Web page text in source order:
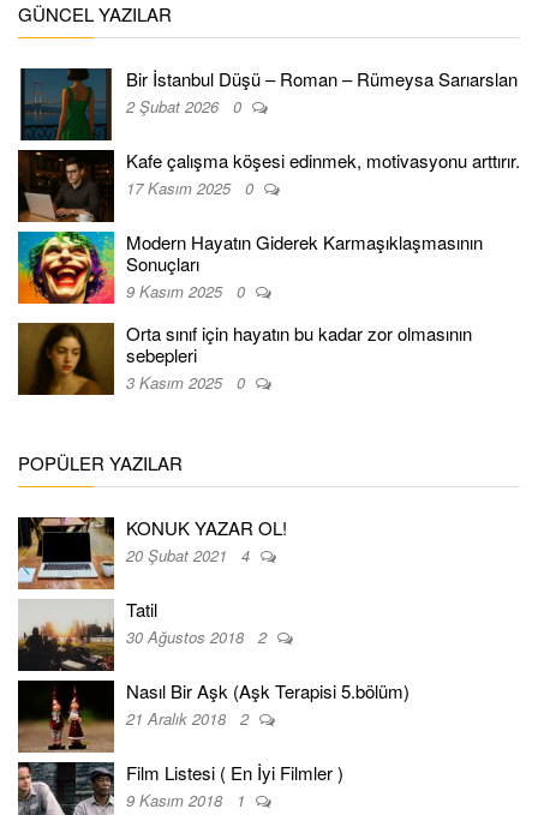
GÜNCEL YAZILAR
Bir İstanbul Düşü – Roman – Rümeysa Sarıarslan
2 Şubat 2026 0
Kafe çalışma köşesi edinmek, motivasyonu arttırır.
17 Kasım 2025 0
Modern Hayatın Giderek Karmaşıklaşmasının
Sonuçları
9 Kasım 2025 0
Orta sınıf için hayatın bu kadar zor olmasının
sebepleri
3 Kasım 2025 0
POPÜLER YAZILAR
KONUK YAZAR OL!
20 Şubat 2021 4
Tatil
30 Ağustos 2018 2
Nasıl Bir Aşk (Aşk Terapisi 5.bölüm)
21 Aralık 2018 2
Film Listesi ( En İyi Filmler )
9 Kasım 2018 1